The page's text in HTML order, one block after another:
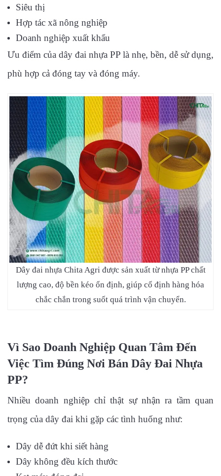
Siêu thị
Hợp tác xã nông nghiệp
Doanh nghiệp xuất khẩu
Ưu điểm của dây đai nhựa PP là nhẹ, bền, dễ sử dụng,
phù hợp cả đóng tay và đóng máy.
Dây đai nhựa Chita Agri được sản xuất từ nhựa PP chất
lượng cao, độ bền kéo ổn định, giúp cố định hàng hóa
chắc chắn trong suốt quá trình vận chuyển.
Vì Sao Doanh Nghiệp Quan Tâm Đến
Việc Tìm Đúng Nơi Bán Dây Đai Nhựa
PP?
Nhiều doanh nghiệp chỉ thật sự nhận ra tầm quan
trọng của dây đai khi gặp các tình huống như:
Dây dễ đứt khi siết hàng
Dây không đều kích thước